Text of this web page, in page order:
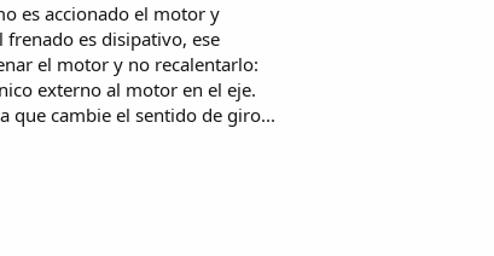
es accionado el motor y
frenado es disipativo, ese
el motor y no recalentarlo:
externo al motor en el eje.
que cambie el sentido de giro...